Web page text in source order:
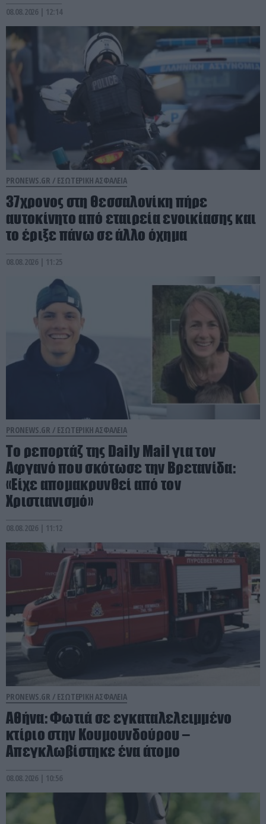
08.08.2026 | 12:14
PRONEWS.GR / ΕΣΩΤΕΡΙΚΗ ΑΣΦΑΛΕΙΑ
37χρονος στη Θεσσαλονίκη πήρε
αυτοκίνητο από εταιρεία ενοικίασης και
το έριξε πάνω σε άλλο όχημα
08.08.2026 | 11:25
PRONEWS.GR / ΕΣΩΤΕΡΙΚΗ ΑΣΦΑΛΕΙΑ
Το ρεπορτάζ της Daily Mail για τον
Αφγανό που σκότωσε την Βρετανίδα:
«Είχε απομακρυνθεί από τον
Χριστιανισμό»
08.08.2026 | 11:12
PRONEWS.GR / ΕΣΩΤΕΡΙΚΗ ΑΣΦΑΛΕΙΑ
Αθήνα: Φωτιά σε εγκαταλελειμμένο
κτίριο στην Κουμουνδούρου –
Απεγκλωβίστηκε ένα άτομο
08.08.2026 | 10:56